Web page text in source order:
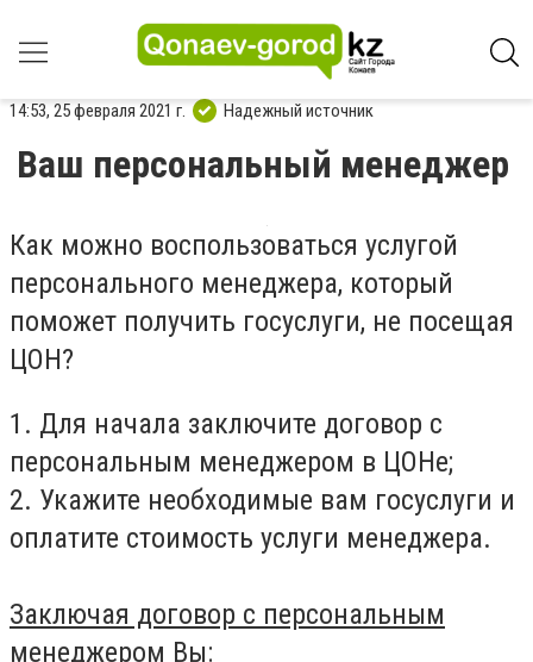
14:53, 25 февраля 2021 г. Надежный источник
Ваш персональный менеджер
Как можно воспользоваться услугой
персонального менеджера, который
поможет получить госуслуги, не посещая
ЦОН?
1. Для начала заключите договор с
персональным менеджером в ЦОНе;
2. Укажите необходимые вам госуслуги и
оплатите стоимость услуги менеджера.
Заключая договор с персональным
менеджером Вы: